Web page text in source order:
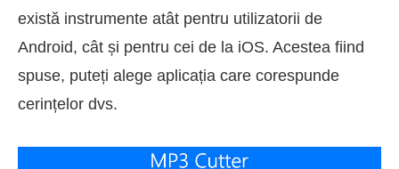
există instrumente atât pentru utilizatorii de
Android, cât și pentru cei de la iOS. Acestea fiind
spuse, puteți alege aplicația care corespunde
cerințelor dvs.